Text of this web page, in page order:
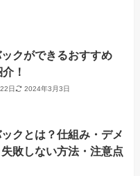
クができるおすすめ
！
日 2024年3月3日
クとは？仕組み・デメ
敗しない方法・注意点